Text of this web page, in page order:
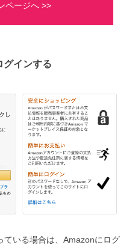
ページへ >>
インする
ている場合は、Amazonにログ